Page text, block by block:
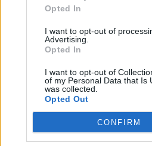
Opted In
I want to opt-out of
Advertising.
Opted In
I want to opt-out of
of my Personal Data that Is
was collected.
Opted Out
CONFIRM